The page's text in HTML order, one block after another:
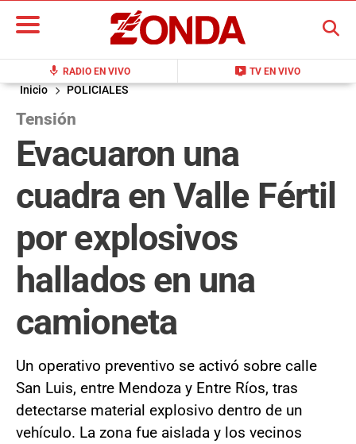
mic RADIO EN VIVO live_tv TV EN VIVO
BUSCAR
Inicio POLICIALES
Tensión
Evacuaron una
cuadra en Valle Fértil
por explosivos
hallados en una
camioneta
Un operativo preventivo se activó sobre calle
San Luis, entre Mendoza y Entre Ríos, tras
detectarse material explosivo dentro de un
vehículo. La zona fue aislada y los vecinos